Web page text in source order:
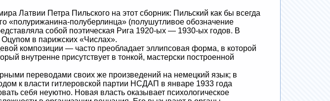
Латвии Петра Пильского на этот сборник: Пильский как бы всегда
«полурижанина-полуберлинца» (полушутливое обозначение
собой поэтическая Рига 1920-ых — 1930-ых годов. В
в парижских «Числах».
композиции — часто преобладает эллипсовая форма, в которой
внутренне присутствует в тонкой, мастерски построенной
переводами своих же произведений на немецкий язык; в
к власти гитлеровской партии НСДАП в январе 1933 года
себя неуютно. Новая власть оказывает психологическое